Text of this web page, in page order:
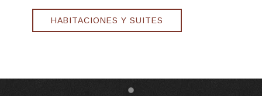
HABITACIONES Y SUITES